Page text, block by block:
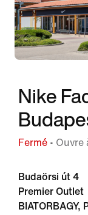
Nike
Fermé • Ouvre
Budaörsi út 4
Premier Outlet
BIATORBAGY,